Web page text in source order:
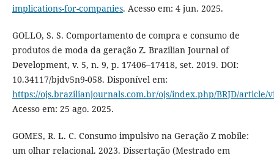
implications-for-companies. Acesso em: 4 jun. 2025.
GOLLO, S. S. Comportamento de compra e consumo de
produtos de moda da geração Z. Brazilian Journal of
Development, v. 5, n. 9, p. 17406–17418, set. 2019. DOI:
10.34117/bjdv5n9-058. Disponível em:
https://ojs.brazilianjournals.com.br/ojs/index.php/BRJD/article/
Acesso em: 25 ago. 2025.
GOMES, R. L. C. Consumo impulsivo na Geração Z mobile:
um olhar relacional. 2023. Dissertação (Mestrado em